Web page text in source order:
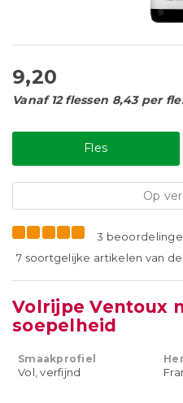
9,20
Vanaf 12 flessen 8,43 per
Fles
Op
3
7 soortgelijke artikelen van
Volrijpe Ventoux
soepelheid
Smaakprofiel
Vol, verfijnd